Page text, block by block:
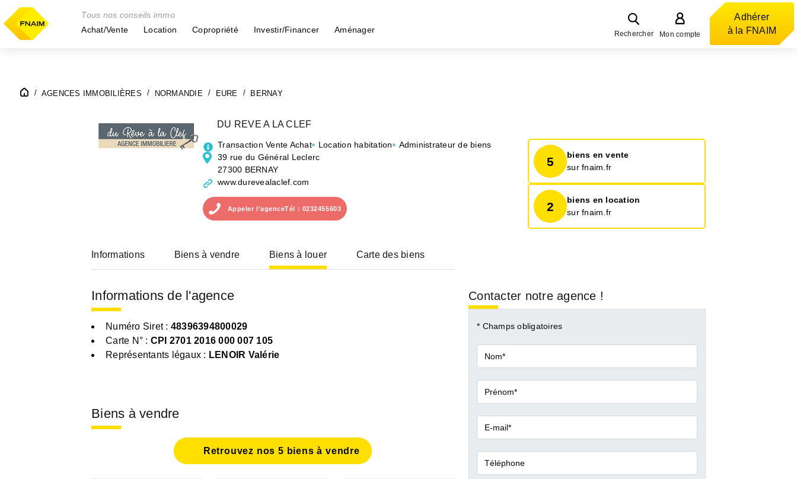
Tous nos conseils immo
Achat/Vente
Location Copropriété Investir/Financer Aménager Rechercher Mon compte
Adhérer
à la FNAIM
AGENCES IMMOBILIÈRES NORMANDIE EURE BERNAY
DU REVE A LA CLEF
Transaction Vente Achat Location habitation
Administrateur de biens
39 rue du Général Leclerc
27300 BERNAY
www.durevealaclef.com
Appeler l’agenceTél : 0232455603
5
biens en vente
sur fnaim.fr
2
biens en location
sur fnaim.fr
Informations Biens à vendre Biens à louer Carte des biens
Informations de l'agence
Numéro Siret : 48396394800029
Carte N° : CPI 2701 2016 000 007 105
Représentants légaux : LENOIR Valérie
Biens à vendre
Retrouvez nos 5 biens à vendre
Contacter notre agence !
* Champs obligatoires
Nom*
Prénom*
E-
mail*
Téléphone